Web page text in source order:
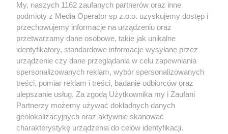
1 / 15
Kiwon fot Natalia Pacana
Roman
Kiwon
Wydawca mediów lokalnych
Nie zapomnij
zapoznać się z:
polityką prywatności regulamin korzystania z portali
Twojemiasto
Piekary Śląskie
Chorzów
Tarnowskie Góry
Skontakuj sięz nami
Kontakt
Wydawca
Redakcja
My, naszych 1162 zaufanych partnerów oraz inne
podmioty z Media Operator sp z.o.o. uzyskujemy dostęp i
przechowujemy informacje na urządzeniu oraz
przetwarzamy dane osobowe, takie jak unikalne
identyfikatory, standardowe informacje wysyłane przez
urządzenie czy dane przeglądania w celu zapewniania
spersonalizowanych reklam, wybór spersonalizowanych
treści, pomiar reklam i treści, badanie odbiorców oraz
ulepszanie usług. Za zgodą Użytkownika my i Zaufani
Partnerzy możemy używać dokładnych danych
geolokalizacyjnych oraz aktywnie skanować
charakterystykę urządzenia do celów identyfikacji.